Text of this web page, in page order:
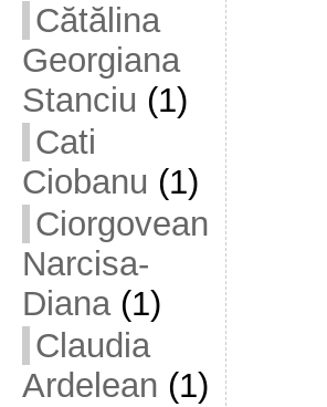
Cătălina
Georgiana
Stanciu (1)
Cati
Ciobanu (1)
Ciorgovean
Narcisa-
Diana(1)
Claudia
Ardelean (1)